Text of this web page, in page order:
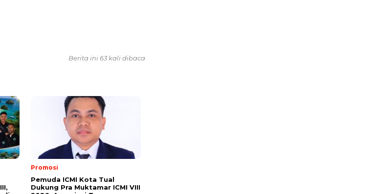
Berita ini 63 kali dibaca
Promosi
Pemuda ICMI Kota Tual
Dukung Pra Muktamar ICMI VIII